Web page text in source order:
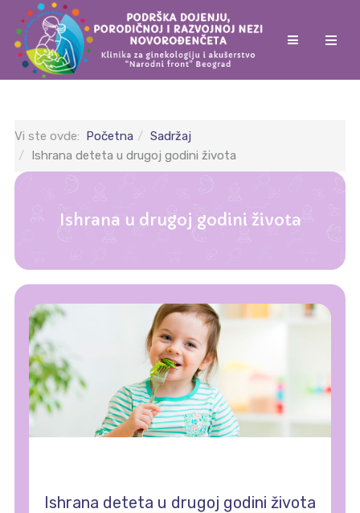
Vi ste ovde: Početna
Sadržaj
Ishrana deteta u drugoj godini života
Ishrana u drugoj godini života
Ishrana deteta u drugoj godini života